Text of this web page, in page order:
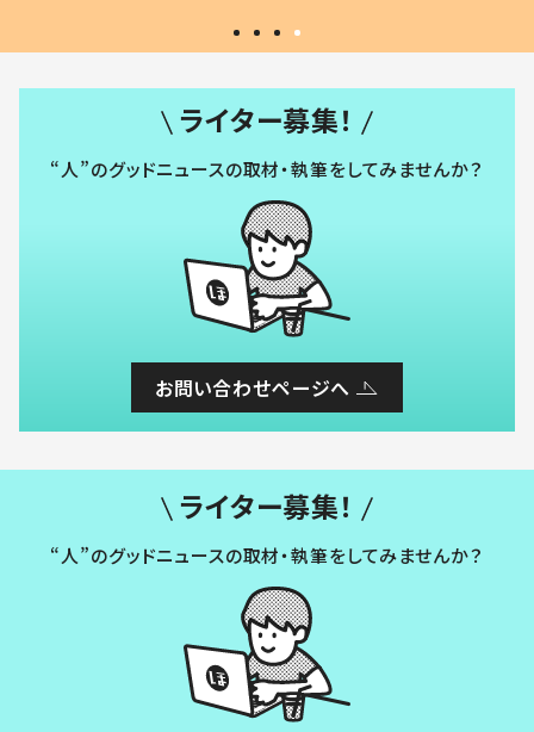
ライター募集！
“人”のグッドニュースの取材・執筆をしてみませんか？
お問い合わせページへ
ライター募集！
“人”のグッドニュースの取材・執筆をしてみませんか？